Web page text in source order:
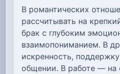
В романтических
рассчитывать на
брак с глубоким
взаимопониманием. В
искренность,
общении. В работе — на